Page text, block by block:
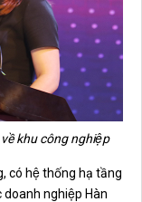
khu công nghiệp
có hệ thống hạ tầng
doanh nghiệp Hàn